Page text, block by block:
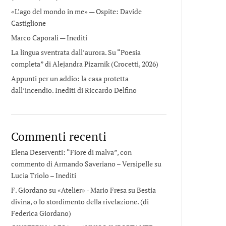
«L’ago del mondo in me» — Ospite: Davide
Castiglione
Marco Caporali — Inediti
La lingua sventrata dall’aurora. Su “Poesia
completa” di Alejandra Pizarnik (Crocetti, 2026)
Appunti per un addio: la casa protetta
dall’incendio. Inediti di Riccardo Delfino
Commenti recenti
Elena Deserventi: “Fiore di malva”, con
commento di Armando Saveriano – Versipellesu
Lucia Triolo – Inediti
F. Giordano su «Atelier» - Mario FresasuBestia
divina, o lo stordimento della rivelazione. (di
Federica Giordano)